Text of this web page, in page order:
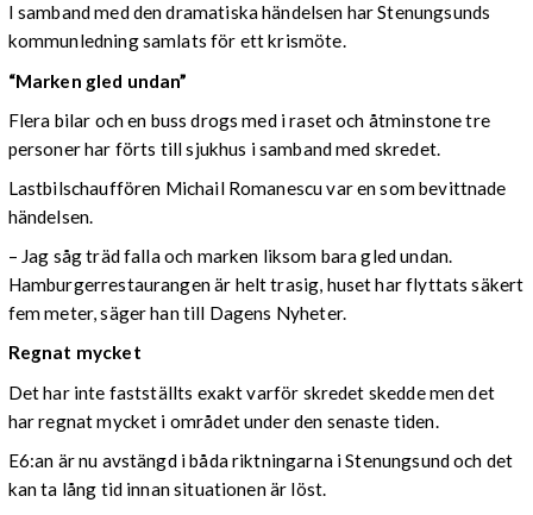
I samband med den dramatiska händelsen har Stenungsunds
kommunledning samlats för ett krismöte.
“Marken gled undan”
Flera bilar och en buss drogs med i raset och åtminstone tre
personer har förts till sjukhus i samband med skredet.
Lastbilschauffören Michail Romanescu var en som bevittnade
händelsen.
– Jag såg träd falla och marken liksom bara gled undan.
Hamburgerrestaurangen är helt trasig, huset har flyttats säkert
fem meter, säger han till Dagens Nyheter.
Regnat mycket
Det har inte fastställts exakt varför skredet skedde men det
har regnat mycket i området under den senaste tiden.
E6:an är nu avstängd i båda riktningarna i Stenungsund och det
kan ta lång tid innan situationen är löst.